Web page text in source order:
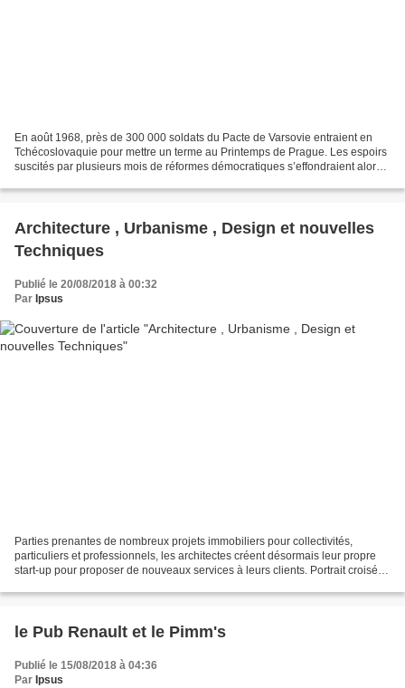
En août 1968, près de 300 000 soldats du Pacte de Varsovie entraient en
Tchécoslovaquie pour mettre un terme au Printemps de Prague. Les espoirs
suscités par plusieurs mois de réformes démocratiques s’effondraient alors
Architecture , Urbanisme , Design et nouvelles
Techniques
Publié le 20/08/2018 à 00:32
Par Ipsus
Parties prenantes de nombreux projets immobiliers pour collectivités,
particuliers et professionnels, les architectes créent désormais leur propre
start-up pour proposer de nouveaux services à leurs clients. Portrait croisé
le Pub Renault et le Pimm's
Publié le 15/08/2018 à 04:36
Par Ipsus